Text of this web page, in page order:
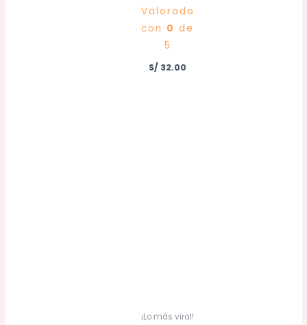
Valorado
con 0 de
5
S/ 32.00
¡Lo más viral!